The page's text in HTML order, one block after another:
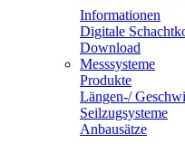
Informationen
Digitale
Download
Messsysteme
Produkte
Längen-/
Seilzugsysteme
Anbausätze